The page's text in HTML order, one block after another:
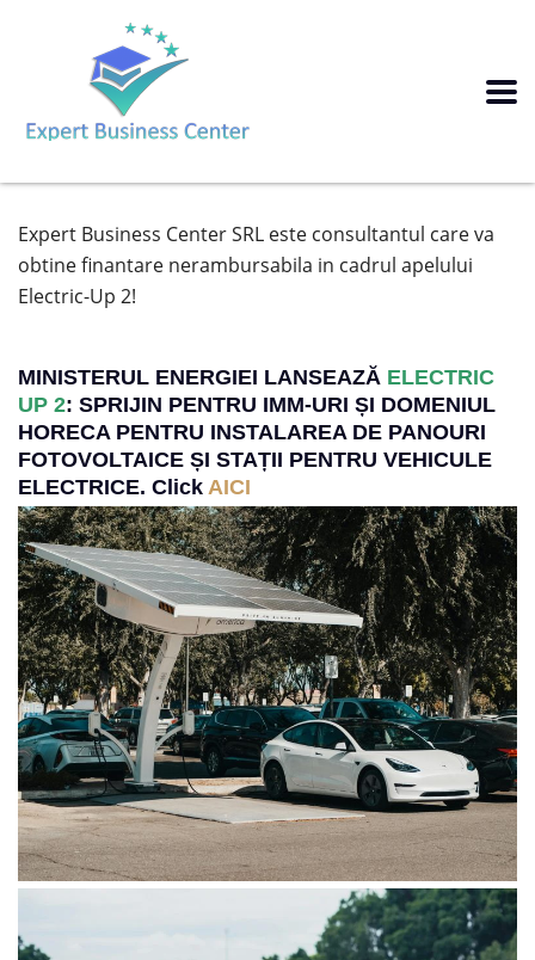
Expert Business Center SRL este consultantul care va
obtine finantare nerambursabila in cadrul apelului
Electric-Up 2!
MINISTERUL ENERGIEI LANSEAZĂ ELECTRIC
UP 2: SPRIJIN PENTRU IMM-URI ȘI DOMENIUL
HORECA PENTRU INSTALAREA DE PANOURI
FOTOVOLTAICE ȘI STAȚII PENTRU VEHICULE
ELECTRICE. Click AICI